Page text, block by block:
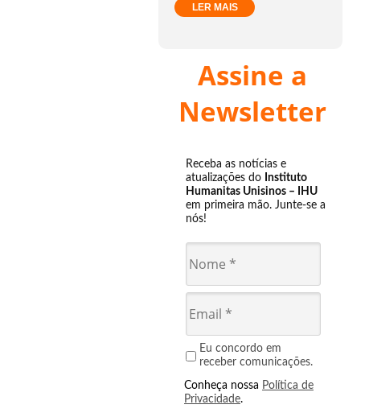
LER MAIS
Assine a
Newsletter
Receba as notícias e
atualizações do Instituto
Humanitas Unisinos – IHU
em primeira mão. Junte-se a
nós!
Eu concordo em
receber comunicações.
Conheça nossa Política de
Privacidade.